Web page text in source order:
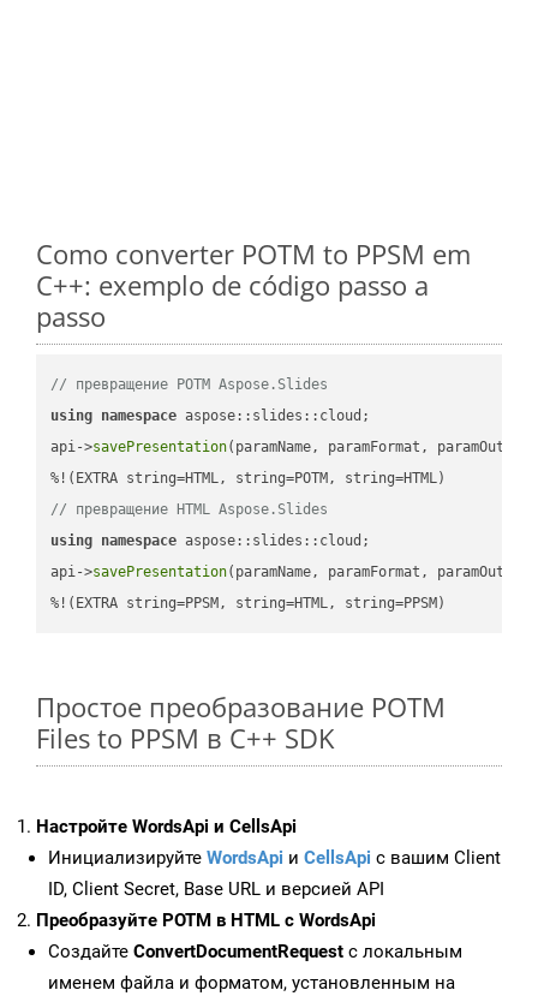
Como converter POTM to PPSM em
C++: exemplo de código passo a
passo
// превращение POTM Aspose.Slides
using namespace aspose::slides::cloud;
api->savePresentation(paramName, paramFormat,
// превращение HTML Aspose.Slides
using namespace aspose::slides::cloud;
api->savePresentation(paramName, paramFormat,
%!(EXTRA string=PPSM, string=HTML, string=PPSM)
Простое преобразование POTM
Files to PPSM в C++ SDK
Настройте WordsApi и CellsApi
Инициализируйте WordsApi и CellsApi с вашим Client
ID, Client Secret, Base URL и версией API
Преобразуйте POTM в HTML с WordsApi
Создайте ConvertDocumentRequest с локальным
именем файла и форматом, установленным на